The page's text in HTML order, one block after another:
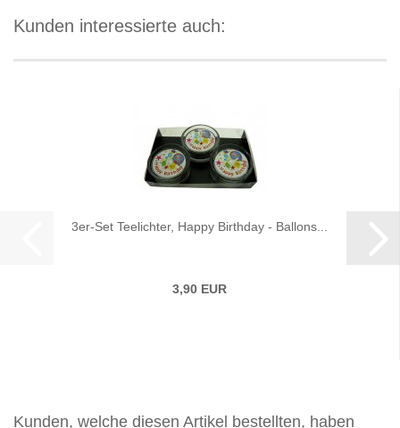
Kunden interessierte auch:
3er-Set Teelichter, Happy Birthday - Ballons...
3,90 EUR
Kunden, welche diesen Artikel bestellten, haben